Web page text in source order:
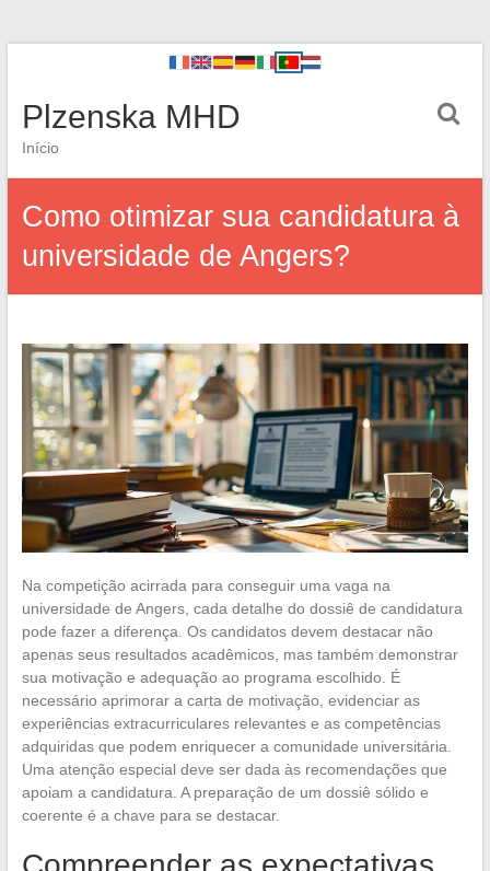
Plzenska MHD
Início
Como otimizar sua candidatura à
universidade de Angers?
Na competição acirrada para conseguir uma vaga na
universidade de Angers, cada detalhe do dossiê de candidatura
pode fazer a diferença. Os candidatos devem destacar não
apenas seus resultados acadêmicos, mas também demonstrar
sua motivação e adequação ao programa escolhido. É
necessário aprimorar a carta de motivação, evidenciar as
experiências extracurriculares relevantes e as competências
adquiridas que podem enriquecer a comunidade universitária.
Uma atenção especial deve ser dada às recomendações que
apoiam a candidatura. A preparação de um dossiê sólido e
coerente é a chave para se destacar.